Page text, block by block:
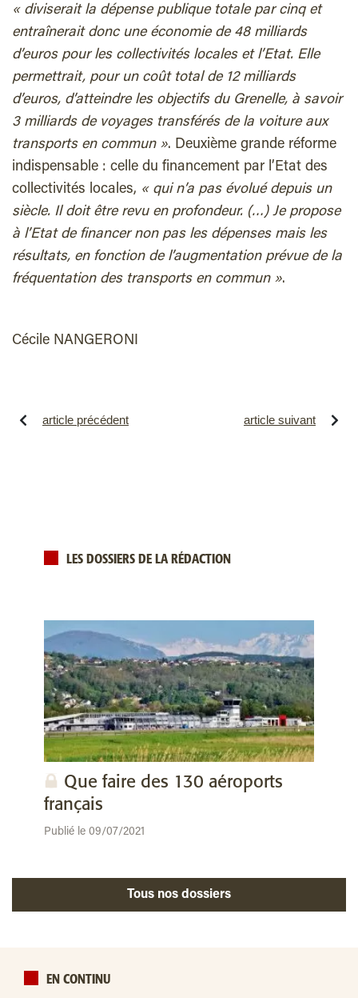
« diviserait la dépense publique totale par cinq et
entraînerait donc une économie de 48 milliards
d’euros pour les collectivités locales et l’Etat. Elle
permettrait, pour un coût total de 12 milliards
d’euros, d’atteindre les objectifs du Grenelle, à savoir
3 milliards de voyages transférés de la voiture aux
transports en commun ». Deuxième grande réforme
indispensable : celle du financement par l’Etat des
collectivités locales, « qui n’a pas évolué depuis un
siècle. Il doit être revu en profondeur. (…) Je propose
à l’Etat de financer non pas les dépenses mais les
résultats, en fonction de l’augmentation prévue de la
fréquentation des transports en commun ».
Cécile NANGERONI
article précédent article suivant
LES DOSSIERS DE LA RÉDACTION
Que faire des 130 aéroports
français
Publié le 09/07/2021
Tous nos dossiers
EN CONTINU